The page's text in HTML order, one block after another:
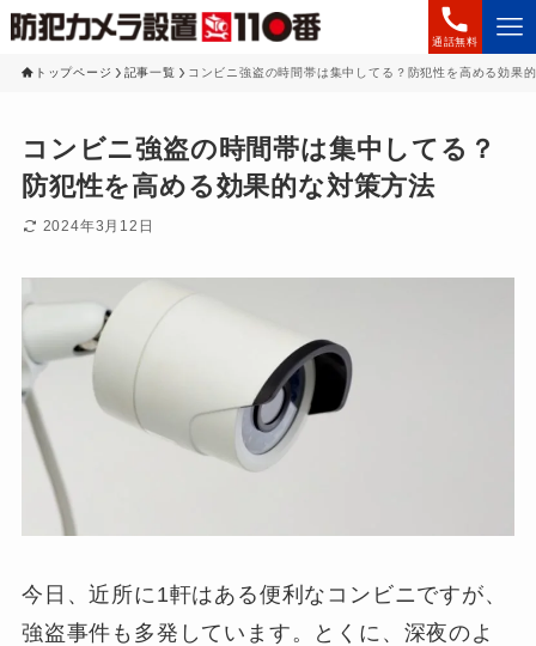
通話無料
トップページ 記事一覧 コンビニ強盗の時間帯は集中してる？防犯性を高める効果
コンビニ強盗の時間帯は集中してる？
防犯性を高める効果的な対策方法
2024年3月12日
今日、近所に1軒はある便利なコンビニですが、
強盗事件も多発しています。とくに、深夜のよ